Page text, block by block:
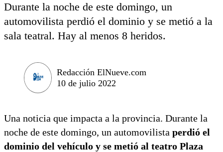
Durante la noche de este domingo, un
automovilista perdió el dominio y se metió a la
sala teatral. Hay al menos 8 heridos.
Redacción ElNueve.com
10 de julio 2022
Una noticia que impacta a la provincia. Durante la
noche de este domingo, un automovilista perdió el
dominio del vehículo y se metió al teatro Plaza